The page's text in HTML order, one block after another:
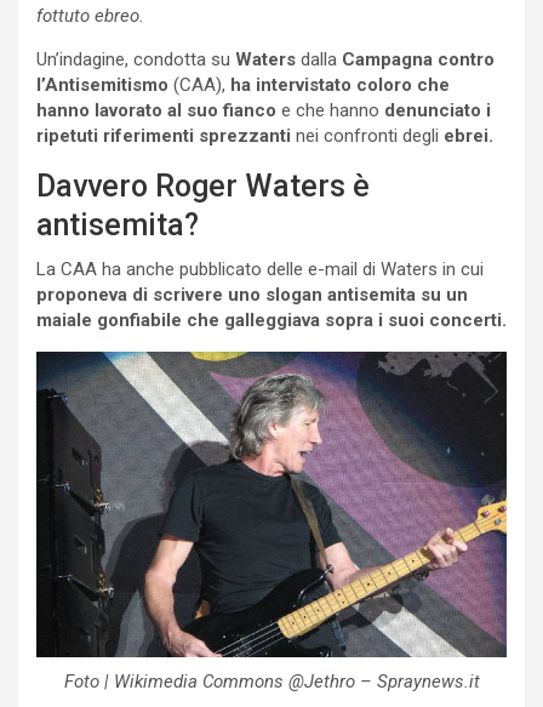
fottuto ebreo.
Un’indagine, condotta su Waters dalla Campagna contro
l’Antisemitismo (CAA), ha intervistato coloro che
hanno lavorato al suo fianco e che hanno denunciato i
ripetuti riferimenti sprezzanti nei confronti degli ebrei.
Davvero Roger Waters è
antisemita?
La CAA ha anche pubblicato delle e-mail di Waters in cui
proponeva di scrivere uno slogan antisemita su un
maiale gonfiabile che galleggiava sopra i suoi concerti.
Foto | Wikimedia Commons @Jethro – Spraynews.it